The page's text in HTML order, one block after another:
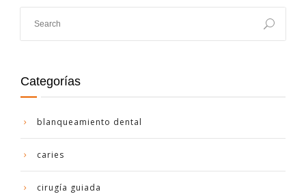
Categorías
blanqueamiento dental
caries
cirugía guiada